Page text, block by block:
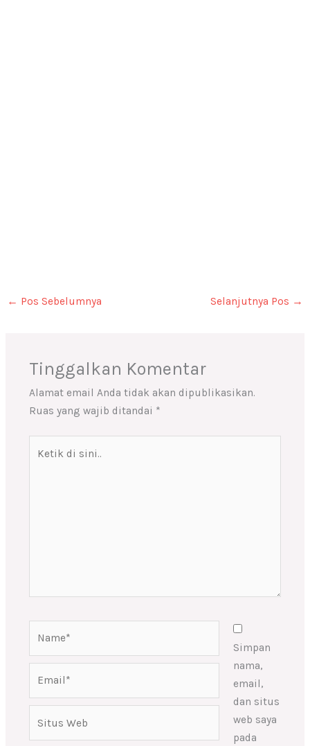
← Pos Sebelumnya Selanjutnya Pos →
Tinggalkan Komentar
Alamat email Anda tidak akan dipublikasikan.
Ruas yang wajib ditandai *
Simpan
nama,
email,
dan situs
web saya
pada